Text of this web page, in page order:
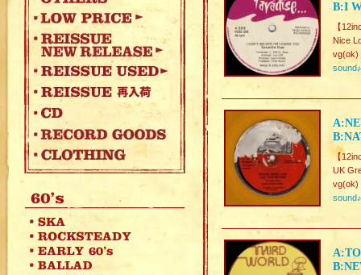
B:I
【
Nice
vg(ok)
sound♪
【
UK
vg(ok)
sound♪